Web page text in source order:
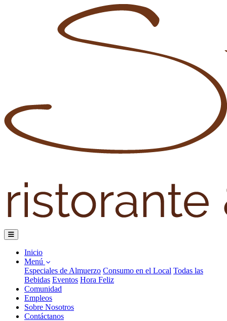
Inicio
Menú
Especiales de Almuerzo Consumo en el Local Todas las
Bebidas Eventos Hora Feliz
Comunidad
Empleos
Sobre Nosotros
Contáctanos